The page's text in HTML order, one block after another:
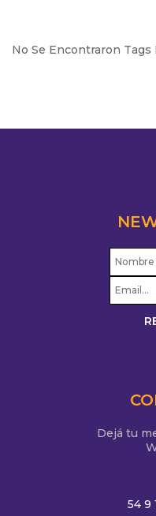
No Se Encontraron Tags
Dejá tu
54 9